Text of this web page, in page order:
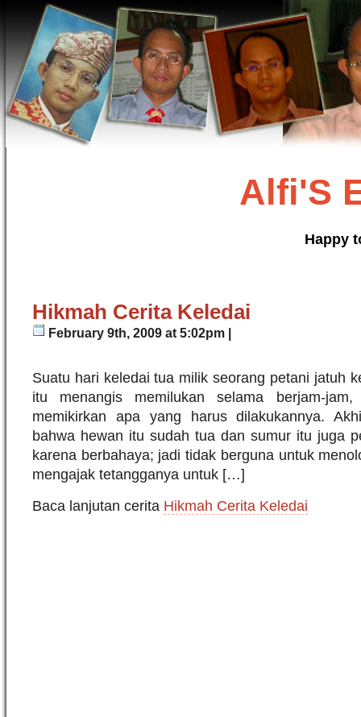
Alfi'S
Happy
Hikmah Cerita Keledai
February 9th, 2009 at 5:02pm |
Suatu hari keledai tua milik seorang petani jatuh
itu menangis memilukan selama berjam-
memikirkan apa yang harus dilakukannya.
bahwa hewan itu sudah tua dan sumur itu juga
karena berbahaya; jadi tidak berguna untuk
mengajak tetangganya untuk […]
Baca lanjutan cerita Hikmah Cerita Keledai